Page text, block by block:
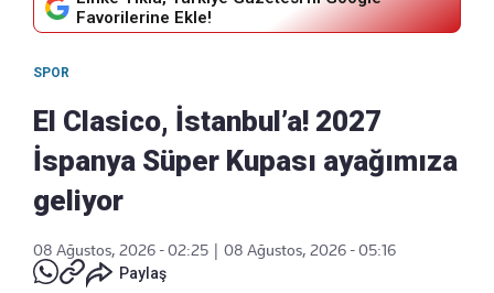
Favorilerine Ekle!
SPOR
El Clasico, İstanbul’a! 2027
İspanya Süper Kupası ayağımıza
geliyor
08 Ağustos, 2026 - 02:25
08 Ağustos, 2026 - 05:16
Paylaş